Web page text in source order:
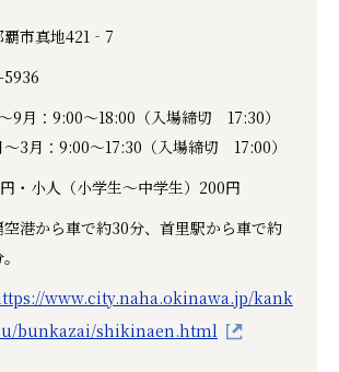
覇市真地421‐7
9月：9:00～18:00（入場締切 17:30）
～3月：9:00～17:30（入場締切 17:00）
・小人（小学生～中学生）200円
空港から車で約30分、首里駅から車で約
www.city.naha.okinawa.jp/kank
bunkazai/shikinaen.html